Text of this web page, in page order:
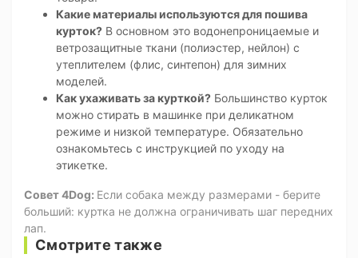
Какие материалы используются для пошива
курток? В основном это водонепроницаемые и
ветрозащитные ткани (полиэстер, нейлон) с
утеплителем (флис, синтепон) для зимних
моделей.
Как ухаживать за курткой? Большинство курток
можно стирать в машинке при деликатном
режиме и низкой температуре. Обязательно
ознакомьтесь с инструкцией по уходу на
этикетке.
Совет 4Dog: Если собака между размерами - берите
больший: куртка не должна ограничивать шаг передних
лап.
Смотрите также